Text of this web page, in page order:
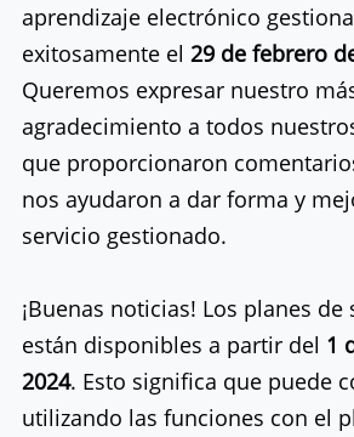
aprendizaje electrónico
exitosamente el 29 de febrero
Queremos expresar nuestro
agradecimiento a todos
que proporcionaron
nos ayudaron a dar forma y
servicio gestionado.
¡Buenas noticias! Los planes
están disponibles a partir del 1
2024. Esto significa que puede
utilizando las funciones con el